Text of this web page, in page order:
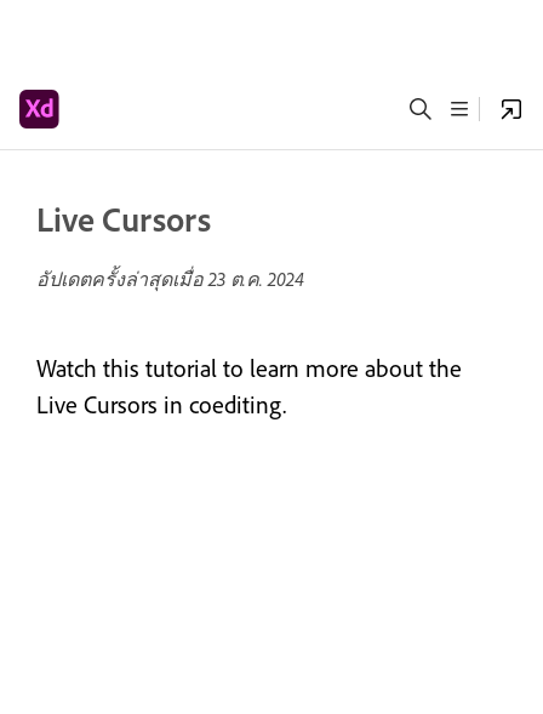
Live Cursors
อัปเดตครั้งล่าสุดเมื่อ23 ต.ค. 2024
Watch this tutorial to learn more about the
Live Cursors in coediting.